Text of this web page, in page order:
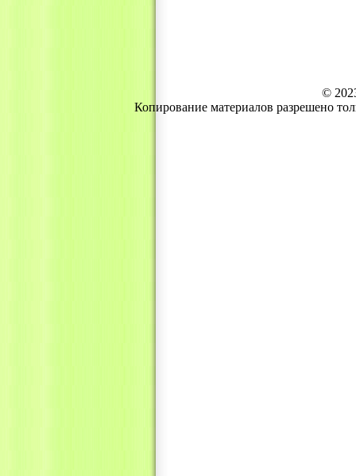
©
Копирование материалов разрешено